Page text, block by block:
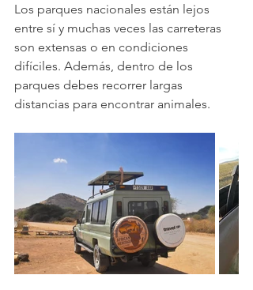
Los parques nacionales están lejos
entre sí y muchas veces las carreteras
son extensas o en condiciones
difíciles. Además, dentro de los
parques debes recorrer largas
distancias para encontrar animales.